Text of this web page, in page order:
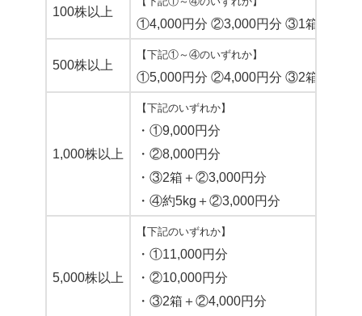
100株以上
①4,000円分 ②3,000円分 ③1箱 ④約
500株以上
【下記①～④のいずれか】
①5,000円分 ②4,000円分 ③2箱 ④約
1,000株以上
【下記のいずれか】
・①9,000円分
・②8,000円分
・③2箱＋②3,000円分
・④約5kg＋②3,000円分
5,000株以上
【下記のいずれか】
・①11,000円分
・②10,000円分
・③2箱＋②4,000円分